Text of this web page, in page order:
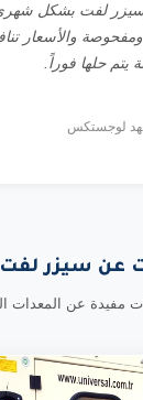
لفت بشكل
والأسعار
يتم حلها فوراً.
لوجستكس
عن سيزر لفت
مفيدة عن المعدات